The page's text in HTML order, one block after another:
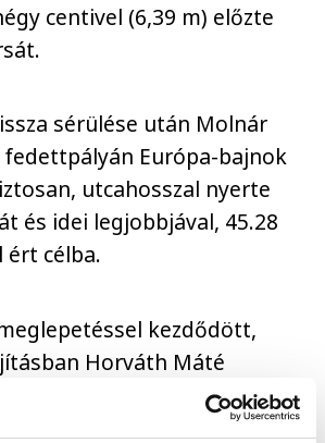
centivel (6,39 m) előzte
sérülése után Molnár
Európa-bajnok
utcahosszal nyerte
és idei legjobbjával, 45.28
ért célba.
kezdődött,
Horváth Máté
az országos rekorder
aki az utóbbi időben